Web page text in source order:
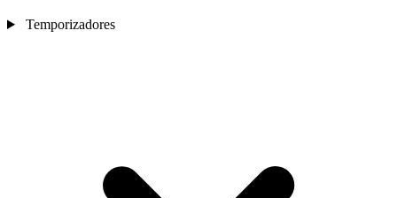
Temporizadores